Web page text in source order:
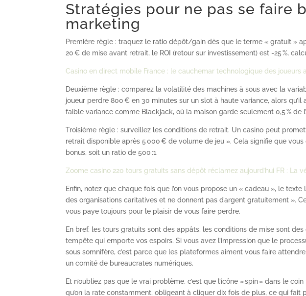
Stratégies pour ne pas se faire
marketing
Première règle : traquez le ratio dépôt/gain dès que le terme « gratuit »
20 € de mise avant retrait, le ROI (retour sur investissement) est -25 %,
Casino en direct mobile France : le cauchemar technologique des joueurs
Deuxième règle : comparez la volatilité des machines à sous avec la
joueur perdre 800 € en 30 minutes sur un slot à haute variance, alors
faible variance comme Blackjack, où la maison garde seulement 0,5 % de
Troisième règle : surveillez les conditions de retrait. Un casino peut
retrait disponible après 5 000 € de volume de jeu ». Cela signifie que
bonus, soit un ratio de 500 :1.
Zoome casino 220 tours gratuits sans dépôt réclamez aujourd’hui FR : La
Enfin, notez que chaque fois que l’on vous propose un « cadeau », le
des organisations caritatives et ne donnent pas d’argent gratuitement ».
vous paye toujours pour le plaisir de vous faire perdre.
En bref, les tours gratuits sont des appâts, les conditions de mise sont
tempête qui emporte vos espoirs. Si vous avez l’impression que le
sous somnifère, c’est parce que les plateformes aiment vous faire
un comité de bureaucrates numériques.
Et n’oubliez pas que le vrai problème, c’est que l’icône « spin » dans le
qu’on la rate constamment, obligeant à cliquer dix fois de plus, ce qui